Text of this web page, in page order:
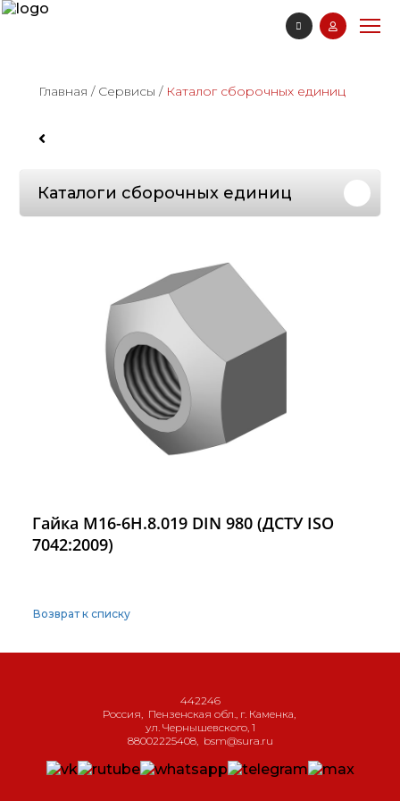
Главная / Сервисы / Каталог сборочных единиц
Каталоги сборочных единиц
Гайка М16-6H.8.019 DIN 980 (ДСТУ ISO
7042:2009)
Возврат к списку
442246
Россия, Пензенская обл., г. Каменка,
ул. Чернышевского, 1
88002225408, bsm@sura.ru